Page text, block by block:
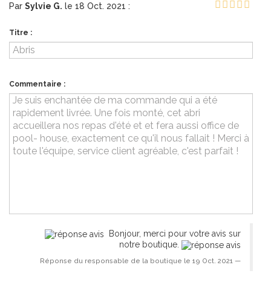
Par Sylvie G. le 18 Oct. 2021 :
Titre :
Commentaire :
Bonjour, merci pour votre avis sur
notre boutique.
Réponse du responsable de la boutique le 19 Oct. 2021